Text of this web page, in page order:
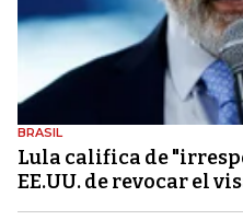
BRASIL
Lula califica de
EE.UU. de revocar el